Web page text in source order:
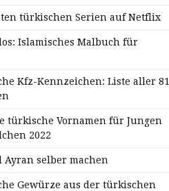
türkischen Serien auf Netflix
Islamisches Malbuch für
Kfz-Kennzeichen: Liste aller 81
türkische Vornamen für Jungen
2022
Ayran selber machen
Gewürze aus der türkischen